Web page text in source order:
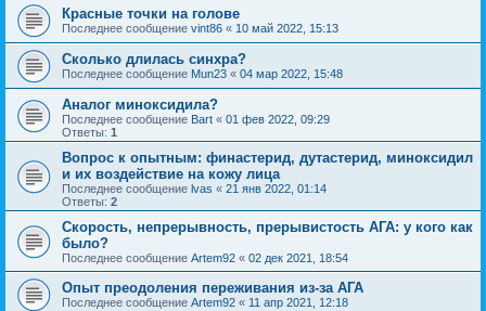
Красные точки на голове
Последнее сообщение vint86 « 10 май 2022, 15:13
Сколько длилась синхра?
Последнее сообщение Mun23 « 04 мар 2022, 15:48
Аналог миноксидила?
Последнее сообщение Bart « 01 фев 2022, 09:29
Ответы: 1
Вопрос к опытным: финастерид, дутастерид, миноксидил
и их воздействие на кожу лица
Последнее сообщение lvas « 21 янв 2022, 01:14
Ответы: 2
Скорость, непрерывность, прерывистость АГА: у кого как
было?
Последнее сообщение Artem92 « 02 дек 2021, 18:54
Опыт преодоления переживания из-за АГА
Последнее сообщение Artem92 « 11 апр 2021, 12:18